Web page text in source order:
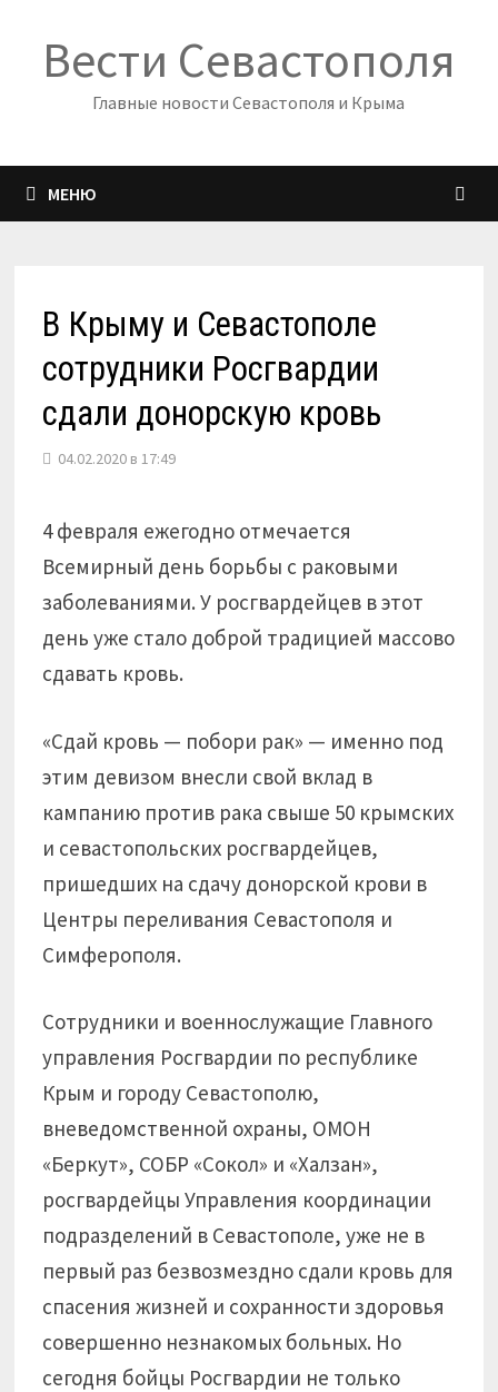
содержимому
Вести Севастополя
Главные новости Севастополя и Крыма
МЕНЮ
В Крыму и Севастополе
сотрудники Росгвардии
сдали донорскую кровь
04.02.2020 в 17:49
4 февраля ежегодно отмечается
Всемирный день борьбы с раковыми
заболеваниями. У росгвардейцев в этот
день уже стало доброй традицией массово
сдавать кровь.
«Сдай кровь — побори рак» — именно под
этим девизом внесли свой вклад в
кампанию против рака свыше 50 крымских
и севастопольских росгвардейцев,
пришедших на сдачу донорской крови в
Центры переливания Севастополя и
Симферополя.
Сотрудники и военнослужащие Главного
управления Росгвардии по республике
Крым и городу Севастополю,
вневедомственной охраны, ОМОН
«Беркут», СОБР «Сокол» и «Халзан»,
росгвардейцы Управления координации
подразделений в Севастополе, уже не в
первый раз безвозмездно сдали кровь для
спасения жизней и сохранности здоровья
совершенно незнакомых больных. Но
сегодня бойцы Росгвардии не только